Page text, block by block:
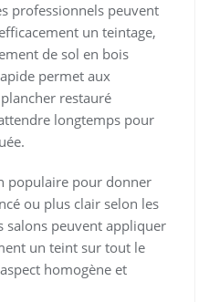
professionnels peuvent
un teintage,
de sol en bois
permet aux
restauré
longtemps pour
populaire pour donner
ou plus clair selon les
salons peuvent appliquer
un teint sur tout le
homogène et